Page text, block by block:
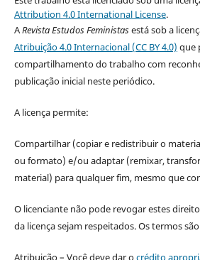
Attribution 4.0 International License.
ARevista Estudos Feministasestá sob a
Atribuição 4.0 Internacional (CC BY 4.0) que
compartilhamento do trabalho com
publicação inicial neste periódico.
A licença permite:
Compartilhar (copiar e redistribuir o
ou formato) e/ou adaptar (remixar,
material) para qualquer fim, mesmo que
O licenciante não pode revogar estes
da licença sejam respeitados. Os termos
Atribuição – Você deve dar ocrédito